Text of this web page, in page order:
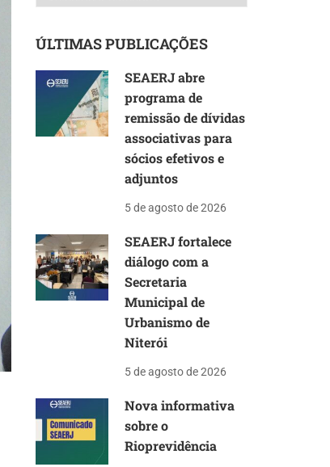
ÚLTIMAS PUBLICAÇÕES
SEAERJ abre
programa de
remissão de dívidas
associativas para
sócios efetivos e
adjuntos
5 de agosto de 2026
SEAERJ fortalece
diálogo com a
Secretaria
Municipal de
Urbanismo de
Niterói
5 de agosto de 2026
Nova informativa
sobre o
Rioprevidência